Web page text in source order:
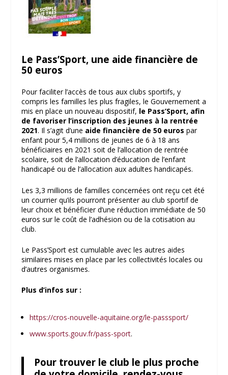
Le Pass’Sport, une aide financière de
50 euros
Pour faciliter l’accès de tous aux clubs sportifs, y
compris les familles les plus fragiles, le Gouvernement a
mis en place un nouveau dispositif, le Pass’Sport, afin
de favoriser l’inscription des jeunes à la rentrée
2021. Il s’agit d’une aide financière de 50 euros par
enfant pour 5,4 millions de jeunes de 6 à 18 ans
bénéficiaires en 2021 soit de l’allocation de rentrée
scolaire, soit de l’allocation d’éducation de l’enfant
handicapé ou de l’allocation aux adultes handicapés.
Les 3,3 millions de familles concernées ont reçu cet été
un courrier qu’ils pourront présenter au club sportif de
leur choix et bénéficier d’une réduction immédiate de 50
euros sur le coût de l’adhésion ou de la cotisation au
club.
Le Pass’Sport est cumulable avec les autres aides
similaires mises en place par les collectivités locales ou
d’autres organismes.
Plus d’infos sur :
https://cros-nouvelle-aquitaine.org/le-passsport/
www.sports.gouv.fr/pass-sport.
Pour trouver le club le plus proche